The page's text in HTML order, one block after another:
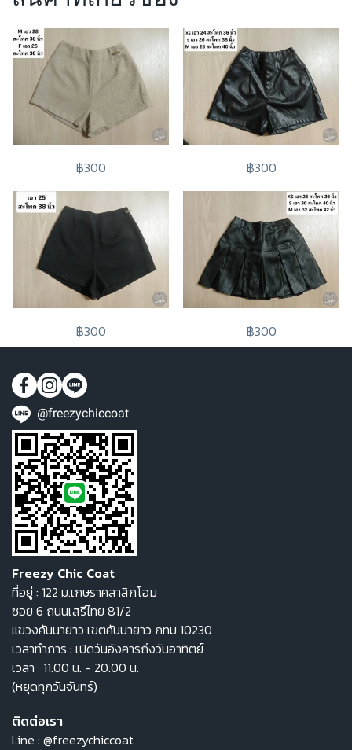
฿300 ฿300
฿300 ฿300
@freezychiccoat
Freezy Chic Coat
ที่อยู่ : 122 ม.เกษราคลาสิกโฮม
ซอย 6 ถนนเสรีไทย 81/2
แขวงคันนายาว เขตคันนายาว กทม 10230
เวลาทำการ : เปิดวันอังคารถึงวันอาทิตย์
เวลา : 11.00 น. - 20.00 น.
(หยุดทุกวันจันทร์)
ติดต่อเรา
Line : @freezychiccoat